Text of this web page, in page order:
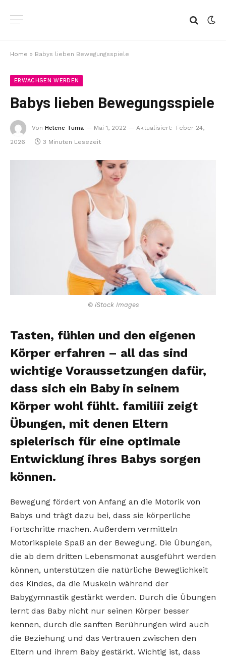
Home » Babys lieben Bewegungsspiele
ERWACHSEN WERDEN
Babys lieben Bewegungsspiele
Von Helene Tuma Mai 1, 2022 Aktualisiert:
Feber 24,
2026
3 Minuten Lesezeit
© iStock Images
Tasten, fühlen und den eigenen
Körper erfahren – all das sind
wichtige Voraussetzungen dafür,
dass sich ein Baby in seinem
Körper wohl fühlt. familiii zeigt
Übungen, mit denen Eltern
spielerisch für eine optimale
Entwicklung ihres Babys sorgen
können.
Bewegung fördert von Anfang an die Motorik von
Babys und trägt dazu bei, dass sie körperliche
Fortschritte machen. Außerdem vermitteln
Motorikspiele Spaß an der Bewegung. Die Übungen,
die ab dem dritten Lebensmonat ausgeführt werden
können, unterstützen die natürliche Beweglichkeit
des Kindes, da die Muskeln während der
Babygymnastik gestärkt werden. Durch die Übungen
lernt das Baby nicht nur seinen Körper besser
kennen, durch die sanften Berührungen wird auch
die Beziehung und das Vertrauen zwischen den
Eltern und ihrem Baby gestärkt. Wichtig ist, dass